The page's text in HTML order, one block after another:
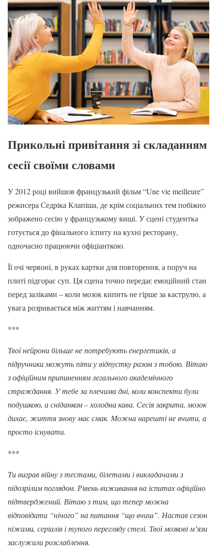
Прикольні привітання зі складанням
сесії своїми словами
У 2012 році вийшов французький фільм “Une vie meilleure”
режисера Седріка Клапіша, де крім соціальних тем побіжно
зображено сесію у французькому виші. У сцені студентка
готується до фінального іспиту на кухні ресторану,
одночасно працюючи офіціанткою.
Її очі червоні, в руках картки для повторення, а поруч на
плиті підгорає суп. Ця сцена точно передає емоційний стан
перед заліками – коли мозок кипить не гірше за каструлю, а
увага розривається між життям і навчанням.
***
Твої нейрони більше не потребують енергетиків, а
підручники можуть піти у відпустку разом з тобою. Вітаю
з офіційним припиненням легального академічного
страждання. У тебе за плечима дні, коли конспекти були
подушкою, а сніданком – холодна кава. Сесія закрита, мозок
дихає, життя знову має смак. Можна нарешті не вчити, а
просто існувати.
***
Ти виграв війну з тестами, білетами і викладачами з
підозрілим поглядом. Рівень виживання на іспитах офіційно
підтверджений. Вітаю з тим, що тепер можна
відповідати “нічого” на питання “що вчиш”. Настав сезон
піжами, серіалів і тупого перегляду стелі. Твої мозкові мʼязи
заслужили розслаблення.